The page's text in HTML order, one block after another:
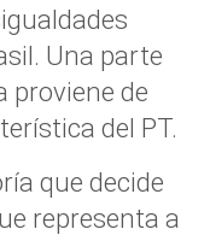
Una parte
proviene de
del PT.
que decide
representa a